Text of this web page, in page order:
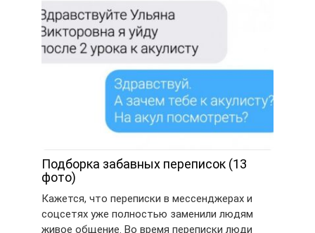
Подборка забавных переписок (13
фото)
Кажется, что переписки в мессенджерах и
соцсетях уже полностью заменили людям
живое общение. Во время переписки люди